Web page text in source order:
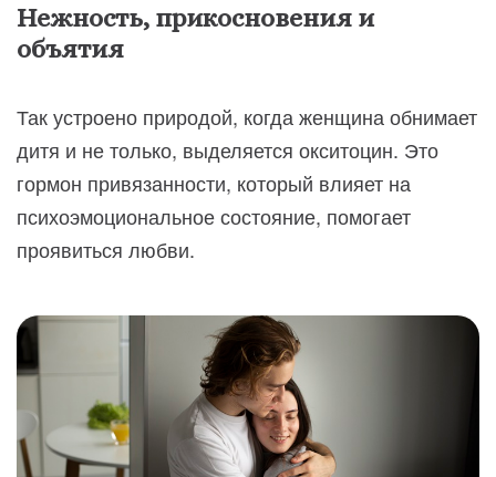
Нежность, прикосновения и
объятия
Так устроено природой, когда женщина обнимает
дитя и не только, выделяется окситоцин. Это
гормон привязанности, который влияет на
психоэмоциональное состояние, помогает
проявиться любви.